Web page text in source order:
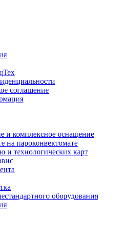
соглашение
и комплексное оснащение
на пароконвектомате
и технологических карт
оборудования